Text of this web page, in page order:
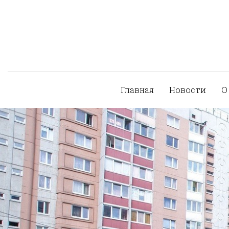
Главная Новости О